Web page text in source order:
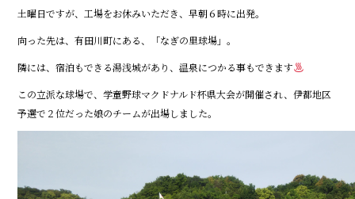
o
o
k
土曜日ですが、工場をお休みいただき、早朝６時に出発。
向った先は、有田川町にある、「なぎの里球場」。
隣には、宿泊もできる湯浅城があり、温泉につかる事もできます
この立派な球場で、学童野球マクドナルド杯県大会が開催され、伊都地区
予選で２位だった娘のチームが出場しました。